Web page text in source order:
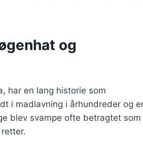
og
har en lang historie som
i madlavning i århundreder og
blev svampe ofte betragtet som